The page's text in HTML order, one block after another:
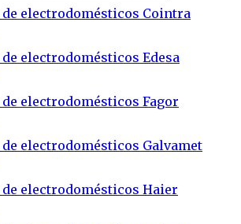
electrodomésticos Cointra
electrodomésticos Edesa
electrodomésticos Fagor
electrodomésticos Galvamet
electrodomésticos Haier